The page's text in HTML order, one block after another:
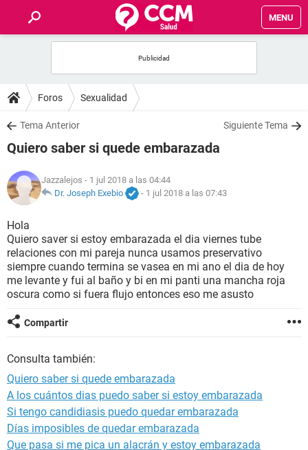
MENU
FOROS
SALUD
FAMILIA
NUTRICIÓN
BIENESTAR
SEXUALIDAD
GLOSARIO
Foros Sexualidad
Tema Anterior Siguiente Tema
Quiero saber si quede embarazada
Jazzalejos - 1 jul 2018 a las 04:44
Dr. Joseph Exebio
- 1 jul 2018 a las 07:43
Hola
Quiero saver si estoy embarazada el dia viernes tube
relaciones con mi pareja nunca usamos preservativo
siempre cuando termina se vasea en mi ano el dia de hoy
me levante y fui al baño y bi en mi panti una mancha roja
oscura como si fuera flujo entonces eso me asusto
Compartir
Consulta también:
Quiero saber si quede embarazada
A los cuántos dias puedo saber si estoy embarazada
Si tengo candidiasis puedo quedar embarazada
Días imposibles de quedar embarazada
Que pasa si me pica un alacrán y estoy embarazada